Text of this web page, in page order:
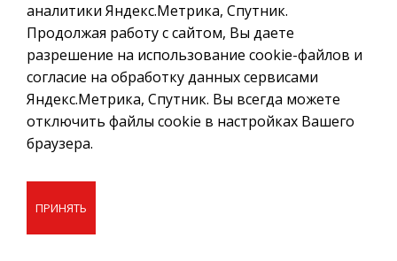
Муниципальные услуги
Правовые акты в сфере закупок
Административные регламенты
Исполнение Указов Президента РФ
Создание сайта – Старт Икс
© 2010 - 2026
аналитики Яндекс.Метрика, Спутник.
Продолжая работу с сайтом, Вы даете
разрешение на использование cookie-файлов и
согласие на обработку данных сервисами
Яндекс.Метрика, Спутник. Вы всегда можете
отключить файлы cookie в настройках Вашего
браузера.
ПРИНЯТЬ